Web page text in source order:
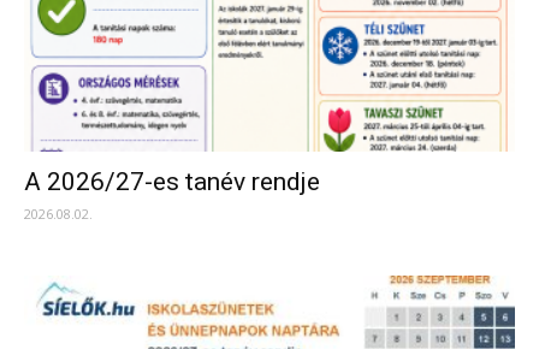
A 2026/27-es tanév rendje
2026.08.02.